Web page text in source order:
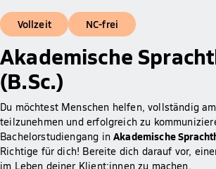
Vollzeit NC-frei
Akademische
(B.Sc.)
Du möchtest Menschen helfen, vollständig
teilzunehmen und erfolgreich zu
Bachelorstudiengang inAkademische
Richtige für dich! Bereite dich darauf vor,
im Leben deiner Klient:innen zu machen.